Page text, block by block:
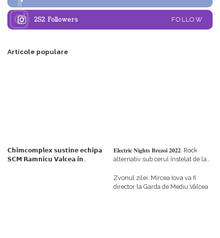
252 Followers FOLLOW
Articole populare
𝗖𝗵𝗶𝗺𝗰𝗼𝗺𝗽𝗹𝗲𝘅 𝘀𝘂𝘀𝘁𝗶𝗻𝗲 𝗲𝗰𝗵𝗶𝗽𝗮
𝗦𝗖𝗠 𝗥𝗮𝗺𝗻𝗶𝗰𝘂 𝗩𝗮𝗹𝗰𝗲𝗮 𝗶𝗻
𝐄𝐥𝐞𝐜𝐭𝐫𝐢𝐜 𝐍𝐢𝐠𝐡𝐭𝐬 𝐁𝐫𝐞𝐳𝐨𝐢 𝟐𝟎𝟐𝟐. Rock
alternativ sub cerul înstelat de la
Zvonul zilei: Mircea Iova va fi
director la Garda de Mediu Vâlcea